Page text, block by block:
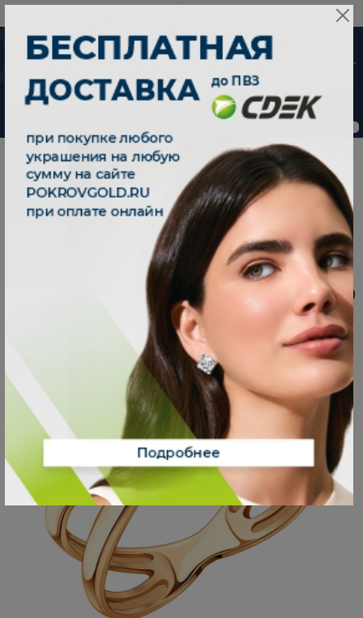
0
Главная Каталог Кольца
Кольцо золотое 585 с фианитами 0101681-00770
КОЛЬЦО ЗОЛОТОЕ 585 С ФИАНИТАМИ 0101681-
от 15 дней с
момента оплаты